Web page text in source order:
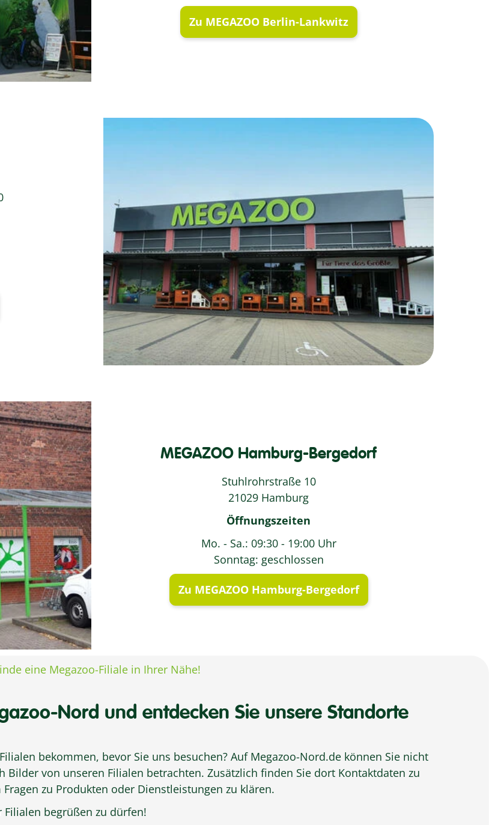
Zu MEGAZOO Berlin-Lankwitz
MEGAZOO Hamburg-Bergedorf
Stuhlrohrstraße 10
21029 Hamburg
Öffnungszeiten
Mo. - Sa.: 09:30 - 19:00 Uhr
Sonntag: geschlossen
Zu MEGAZOO Hamburg-Bergedorf
eine Megazoo-Filiale in Ihrer Nähe!
Nord und entdecken Sie unsere Standorte
bekommen, bevor Sie uns besuchen? Auf Megazoo-Nord.de können Sie nicht
Bilder von unseren Filialen betrachten. Zusätzlich finden Sie dort Kontaktdaten zu
zu Produkten oder Dienstleistungen zu klären.
begrüßen zu dürfen!